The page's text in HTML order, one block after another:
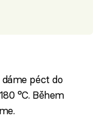
péct do
°C. Během